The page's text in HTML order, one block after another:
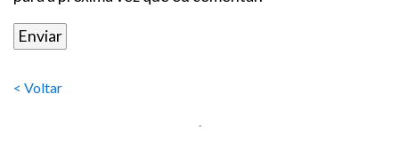
< Voltar
.